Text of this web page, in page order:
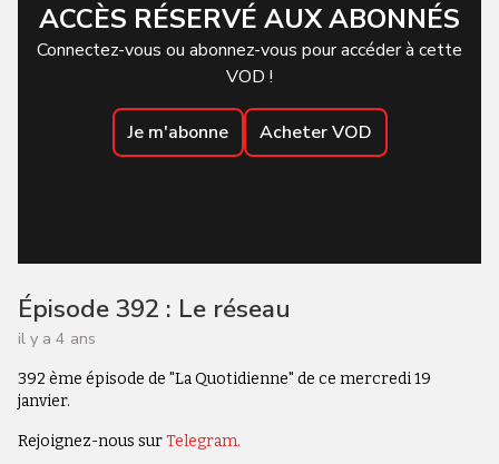
ACCÈS RÉSERVÉ AUX ABONNÉS
Connectez-vous ou abonnez-vous pour accéder à cette
VOD !
Je m'abonne Acheter VOD
Épisode 392 : Le réseau
il y a 4 ans
392 ème épisode de "La Quotidienne" de ce mercredi 19
janvier.
Rejoignez-nous surTelegram.